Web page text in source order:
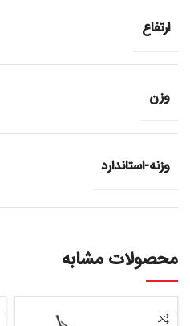
ارتفاع
وزن
وزنه-استاندارد
محصولات مشابه